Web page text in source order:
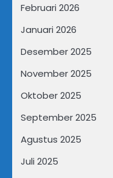
Februari 2026
Januari 2026
Desember 2025
November 2025
Oktober 2025
September 2025
Agustus 2025
Juli 2025